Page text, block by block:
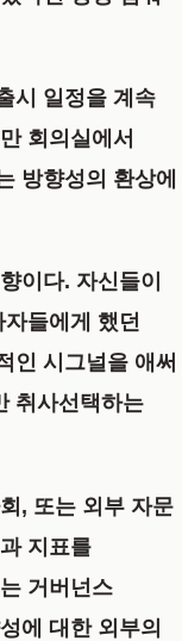
시 일정을 계속
회의실에서
방향성의 환상에
이다. 자신들이
들에게 했던
인 시그널을 애써
취사선택하는
, 또는 외부 자문
지표를
거버넌스
에 대한 외부의